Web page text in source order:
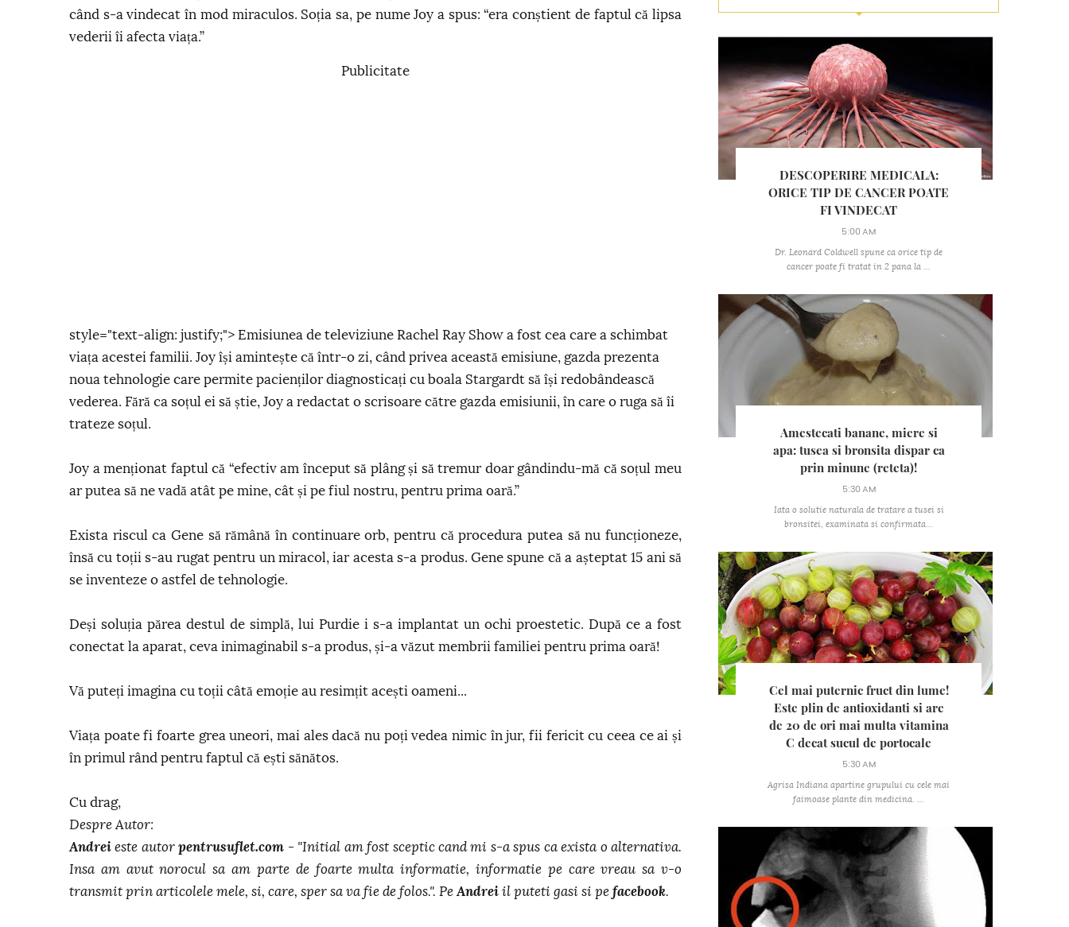
când s-a vindecat în mod miraculos. Soția sa, pe nume Joy a spus: “era conștient de faptul că lipsa
vederii îi afecta viața.”
Publicitate
style="text-align: justify;"> Emisiunea de televiziune Rachel Ray Show a fost cea care a schimbat
viața acestei familii. Joy își amintește că într-o zi, când privea această emisiune, gazda prezenta
noua tehnologie care permite pacienților diagnosticați cu boala Stargardt să își redobândească
vederea. Fără ca soțul ei să știe, Joy a redactat o scrisoare către gazda emisiunii, în care o ruga să îi
trateze soțul.
Joy a menționat faptul că “efectiv am început să plâng și să tremur doar gândindu-mă că soțul meu
ar putea să ne vadă atât pe mine, cât și pe fiul nostru, pentru prima oară.”
Exista riscul ca Gene să rămână în continuare orb, pentru că procedura putea să nu funcționeze,
însă cu toții s-au rugat pentru un miracol, iar acesta s-a produs. Gene spune că a așteptat 15 ani să
se inventeze o astfel de tehnologie.
Deși soluția părea destul de simplă, lui Purdie i s-a implantat un ochi proestetic. După ce a fost
conectat la aparat, ceva inimaginabil s-a produs, și-a văzut membrii familiei pentru prima oară!
Vă puteți imagina cu toții câtă emoție au resimțit acești oameni...
Viața poate fi foarte grea uneori, mai ales dacă nu poți vedea nimic în jur, fii fericit cu ceea ce ai și
în primul rând pentru faptul că ești sănătos.
Cu drag,
Despre Autor:
Andrei este autorpentrusuflet.com - "Initial am fost sceptic cand mi s-a spus ca exista o alternativa.
Insa am avut norocul sa am parte de foarte multa informatie, informatie pe care vreau sa v-o
transmit prin articolele mele, si, care, sper sa va fie de folos.". Pe Andrei il puteti gasi si pe facebook.
DESCOPERIRE MEDICALA:
ORICE TIP DE CANCER POATE
FI VINDECAT
5:00 AM
Dr. Leonard Coldwell spune ca orice tip de
cancer poate fi tratat in 2 pana la ...
Amestecati banane, miere si
apa: tusea si bronsita dispar ca
prin minune (reteta)!
5:30 AM
Iata o solutie naturala de tratare a tusei si
bronsitei, examinata si confirmata...
Cel mai puternic fruct din lume!
Este plin de antioxidanti si are
de 20 de ori mai multa vitamina
C decat sucul de portocale
5:30 AM
Agrisa Indiana apartine grupului cu cele mai
faimoase plante din medicina. ...